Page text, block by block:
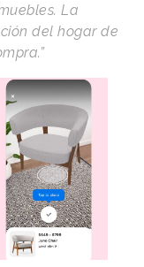
La
del hogar de